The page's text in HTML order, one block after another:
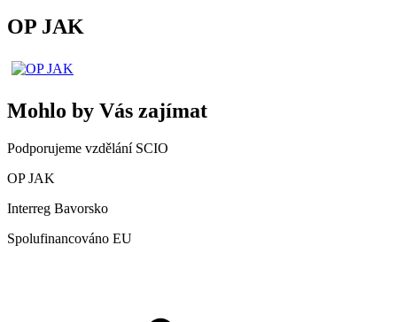
OP JAK
Mohlo by Vás zajímat
Podporujeme vzdělání SCIO
OP JAK
Interreg Bavorsko
Spolufinancováno EU